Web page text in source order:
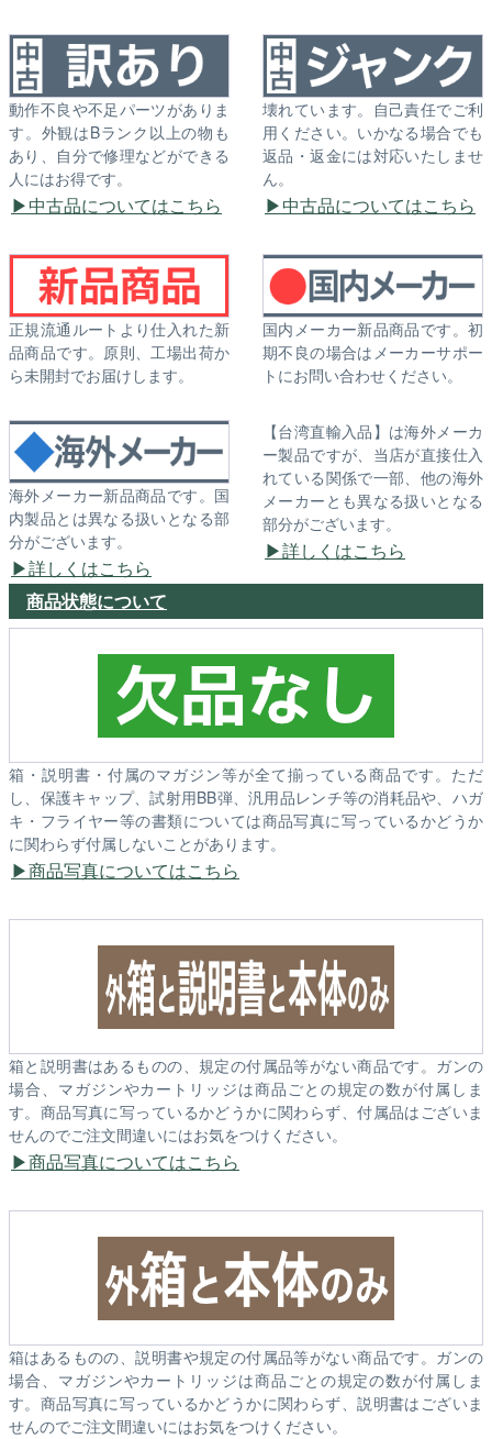
動作不良や不足パーツがありま
す。外観はBランク以上の物も
あり、自分で修理などができる
人にはお得です。
中古品についてはこちら
壊れています。自己責任でご利
用ください。いかなる場合でも
返品・返金には対応いたしませ
ん。
中古品についてはこちら
正規流通ルートより仕入れた新
品商品です。原則、工場出荷か
ら未開封でお届けします。
国内メーカー新品商品です。初
期不良の場合はメーカーサポー
トにお問い合わせください。
海外メーカー新品商品です。国
内製品とは異なる扱いとなる部
分がございます。
詳しくはこちら
【台湾直輸入品】は海外メーカ
ー製品ですが、当店が直接仕入
れている関係で一部、他の海外
メーカーとも異なる扱いとなる
部分がございます。
詳しくはこちら
商品状態について
箱・説明書・付属のマガジン等が全て揃っている商品です。ただ
し、保護キャップ、試射用BB弾、汎用品レンチ等の消耗品や、ハガ
キ・フライヤー等の書類については商品写真に写っているかどうか
に関わらず付属しないことがあります。
商品写真についてはこちら
箱と説明書はあるものの、規定の付属品等がない商品です。ガンの
場合、マガジンやカートリッジは商品ごとの規定の数が付属しま
す。商品写真に写っているかどうかに関わらず、付属品はございま
せんのでご注文間違いにはお気をつけください。
商品写真についてはこちら
箱はあるものの、説明書や規定の付属品等がない商品です。ガンの
場合、マガジンやカートリッジは商品ごとの規定の数が付属しま
す。商品写真に写っているかどうかに関わらず、説明書はございま
せんのでご注文間違いにはお気をつけください。